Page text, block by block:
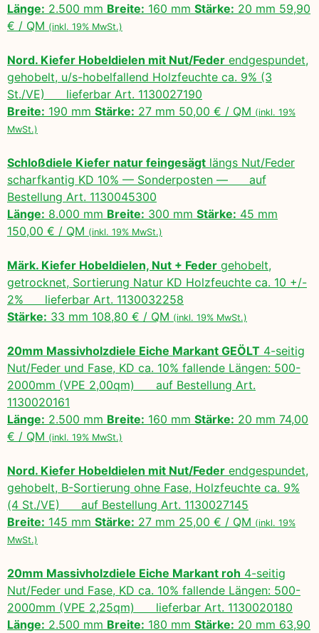
Länge: 2.500 mm Breite: 160 mm Stärke: 20 mm 59,90
€ / QM (inkl. 19% MwSt.)
Nord. Kiefer Hobeldielen mit Nut/Feder endgespundet,
gehobelt, u/s-hobelfallend Holzfeuchte ca. 9% (3
St./VE) lieferbar Art. 1130027190
Breite: 190 mm Stärke: 27 mm 50,00 € / QM (inkl. 19%
MwSt.)
Schloßdiele Kiefer natur feingesägt längs Nut/Feder
scharfkantig KD 10% — Sonderposten — auf
Bestellung Art. 1130045300
Länge: 8.000 mm Breite: 300 mm Stärke: 45 mm
150,00 € / QM (inkl. 19% MwSt.)
Märk. Kiefer Hobeldielen, Nut + Feder gehobelt,
getrocknet, Sortierung Natur KD Holzfeuchte ca. 10 +/-
2% lieferbar Art. 1130032258
Stärke: 33 mm 108,80 € / QM (inkl. 19% MwSt.)
20mm Massivholzdiele Eiche Markant GEÖLT 4-seitig
Nut/Feder und Fase, KD ca. 10% fallende Längen: 500-
2000mm (VPE 2,00qm) auf Bestellung Art.
1130020161
Länge: 2.500 mm Breite: 160 mm Stärke: 20 mm 74,00
€ / QM (inkl. 19% MwSt.)
Nord. Kiefer Hobeldielen mit Nut/Feder endgespundet,
gehobelt, B-Sortierung ohne Fase, Holzfeuchte ca. 9%
(4 St./VE) auf Bestellung Art. 1130027145
Breite: 145 mm Stärke: 27 mm 25,00 € / QM (inkl. 19%
MwSt.)
20mm Massivholzdiele Eiche Markant roh 4-seitig
Nut/Feder und Fase, KD ca. 10% fallende Längen: 500-
2000mm (VPE 2,25qm) lieferbar Art. 1130020180
Länge: 2.500 mm Breite: 180 mm Stärke: 20 mm 63,90